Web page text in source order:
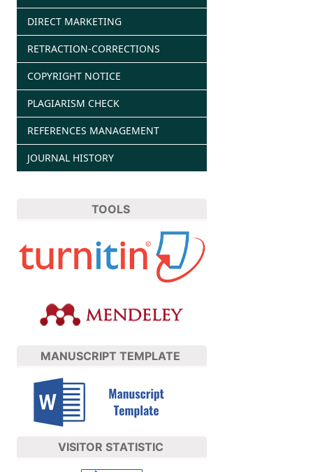
DIRECT MARKETING
RETRACTION-CORRECTIONS
COPYRIGHT NOTICE
PLAGIARISM CHECK
REFERENCES MANAGEMENT
JOURNAL HISTORY
TOOLS
MANUSCRIPT TEMPLATE
VISITOR STATISTIC